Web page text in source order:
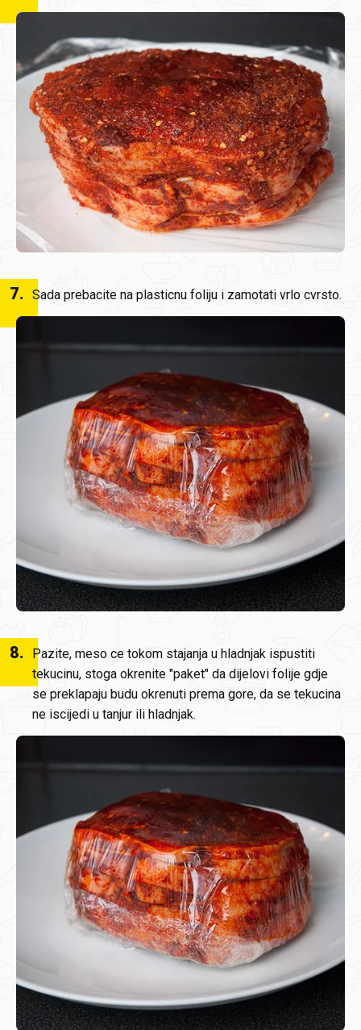
7. Sada prebacite na plasticnu foliju i zamotati vrlo cvrsto.
8.
Pazite, meso ce tokom stajanja u hladnjak ispustiti
tekucinu, stoga okrenite "paket" da dijelovi folije gdje
se preklapaju budu okrenuti prema gore, da se tekucina
ne iscijedi u tanjur ili hladnjak.